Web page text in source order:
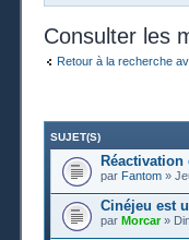
Consulter les
Retour à la recherche
SUJET(S)
Réactivation
par Fantom »
Cinéjeu est
par Morcar»